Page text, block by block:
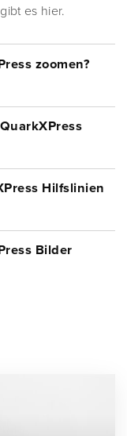
es hier.
zoomen?
Hilfslinien
Bilder